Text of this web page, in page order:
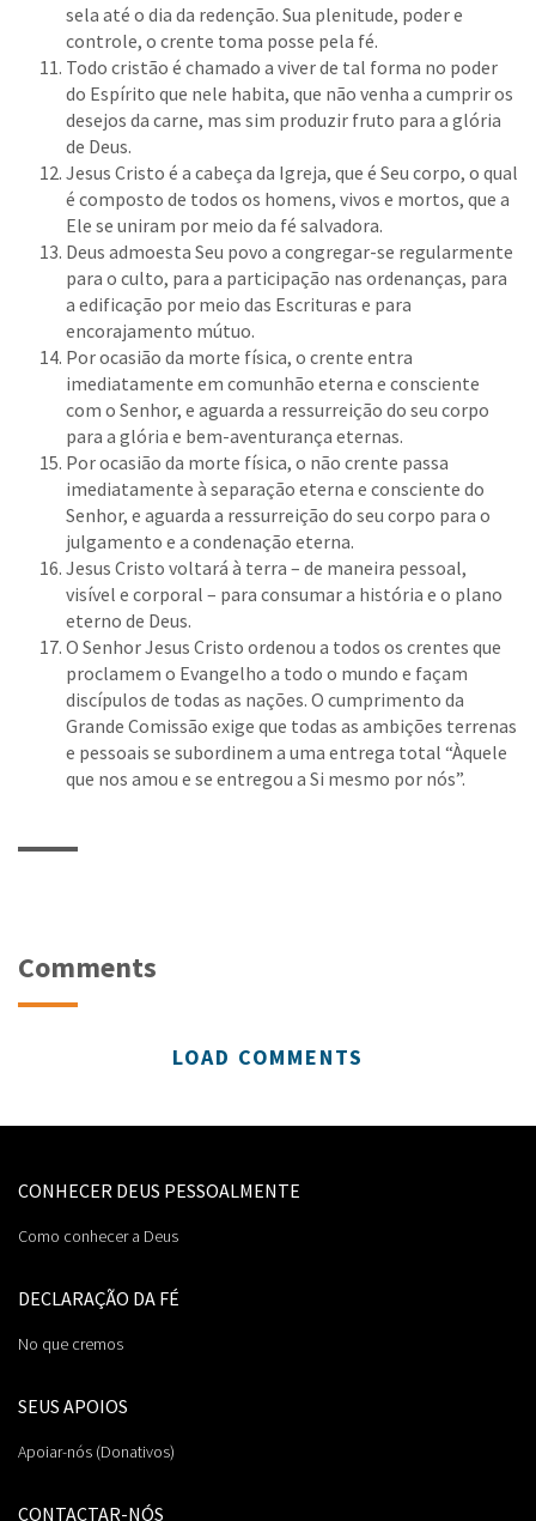
sela até o dia da redenção. Sua plenitude, poder e
controle, o crente toma posse pela fé.
Todo cristão é chamado a viver de tal forma no poder
do Espírito que nele habita, que não venha a cumprir os
desejos da carne, mas sim produzir fruto para a glória
de Deus.
Jesus Cristo é a cabeça da Igreja, que é Seu corpo, o qual
é composto de todos os homens, vivos e mortos, que a
Ele se uniram por meio da fé salvadora.
Deus admoesta Seu povo a congregar-se regularmente
para o culto, para a participação nas ordenanças, para
a edificação por meio das Escrituras e para
encorajamento mútuo.
Por ocasião da morte física, o crente entra
imediatamente em comunhão eterna e consciente
com o Senhor, e aguarda a ressurreição do seu corpo
para a glória e bem-aventurança eternas.
Por ocasião da morte física, o não crente passa
imediatamente à separação eterna e consciente do
Senhor, e aguarda a ressurreição do seu corpo para o
julgamento e a condenação eterna.
Jesus Cristo voltará à terra – de maneira pessoal,
visível e corporal – para consumar a história e o plano
eterno de Deus.
O Senhor Jesus Cristo ordenou a todos os crentes que
proclamem o Evangelho a todo o mundo e façam
discípulos de todas as nações. O cumprimento da
Grande Comissão exige que todas as ambições terrenas
e pessoais se subordinem a uma entrega total “Àquele
que nos amou e se entregou a Si mesmo por nós”.
Comments
LOAD COMMENTS
CONHECER DEUS PESSOALMENTE
Como conhecer a Deus
DECLARAÇÃO DA FÉ
No que cremos
SEUS APOIOS
Apoiar-nós (Donativos)
CONTACTAR-NÓS